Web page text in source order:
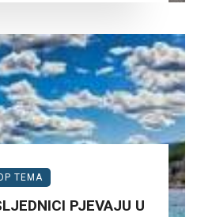
TEMA
PJEVAJU U